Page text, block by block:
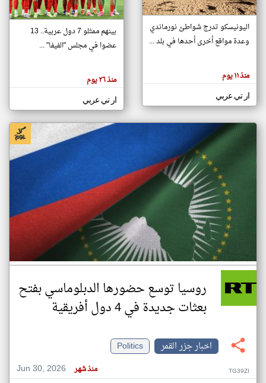
تغيير الدولة
اخبار جزر القمر على مدار الساعة
أهم اخبار جزر القمر العاجلة والمباشرة
هنا عن
وجهة
كاتبيها.
اليونيسكو تدرج شواطئ نورماندي
وعدة مواقع أخرى أحدها في بلد ...
منذ ١١ يوم
ار تي عربي
بينهم ممثلو 7 دول عربية.. 13
عضوا في مجلس "الفيفا" ...
منذ ٢٦ يوم
ار تي عربي
روسيا توسع حضورها الدبلوماسي بفتح
بعثات جديدة في 4 دول أفريقية
اخبار جزر القمر
Politics
Jun 30, 2026
منذ شهر TG39ZI
klyoum.com